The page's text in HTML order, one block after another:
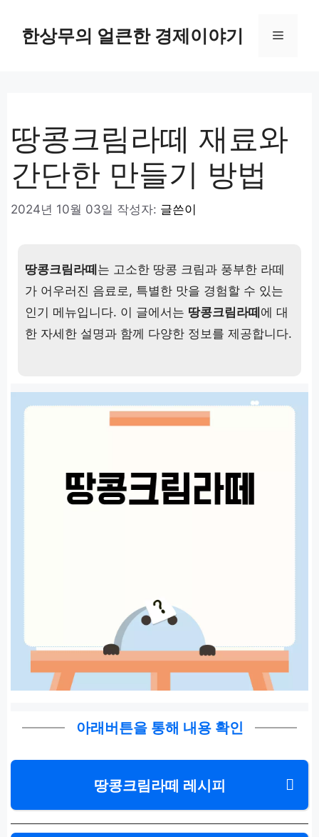
한상무의 얼큰한 경제이야기 메
땅콩크림라떼 재료와
간단한 만들기 방법
2024년 10월 03일 작성자: 글쓴이
땅콩크림라떼는 고소한 땅콩 크림과 풍부한 라떼
가 어우러진 음료로, 특별한 맛을 경험할 수 있는
인기 메뉴입니다. 이 글에서는 땅콩크림라떼에 대
한 자세한 설명과 함께 다양한 정보를 제공합니다.
아래버튼을 통해 내용 확인
땅콩크림라떼 레시피